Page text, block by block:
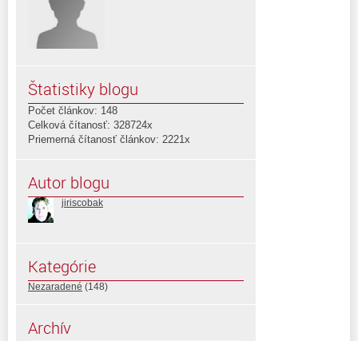
Štatistiky blogu
Počet článkov: 148
Celková čítanosť: 328724x
Priemerná čítanosť článkov: 2221x
Autor blogu
jiriscobak
Kategórie
Nezaradené (148)
Archív